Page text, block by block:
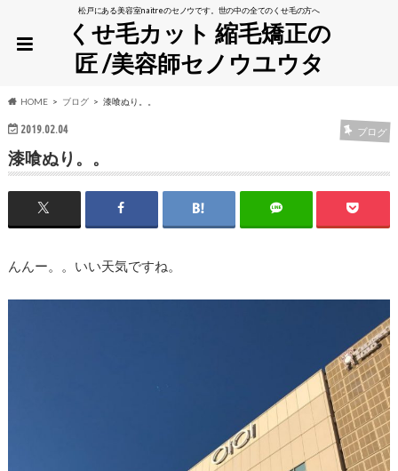
松戸にある美容室naitreのセノウです。世の中の全てのくせ毛の方へ
くせ毛カット 縮毛矯正の
匠 /美容師セノウユウタ
HOME ブログ 漆喰ぬり。。
2019.02.04 ブログ
漆喰ぬり。。
んんー。。いい天気ですね。